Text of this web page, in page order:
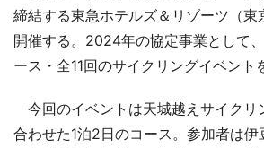
締結する東急ホテルズ＆リゾーツ（東
開催する。2024年の協定事業として
ース・全11回のサイクリングイベント
今回のイベントは天城越えサイクリ
合わせた1泊2日のコース。参加者は